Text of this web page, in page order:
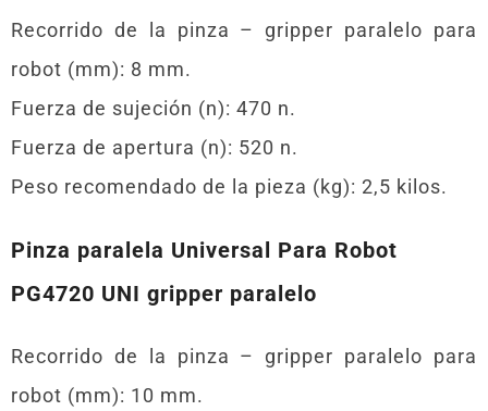
Recorrido de la pinza – gripper paralelo para
robot (mm): 8 mm.
Fuerza de sujeción (n): 470 n.
Fuerza de apertura (n): 520 n.
Peso recomendado de la pieza (kg): 2,5 kilos.
Pinza paralela Universal Para Robot
PG4720 UNI gripper paralelo
Recorrido de la pinza – gripper paralelo para
robot (mm): 10 mm.